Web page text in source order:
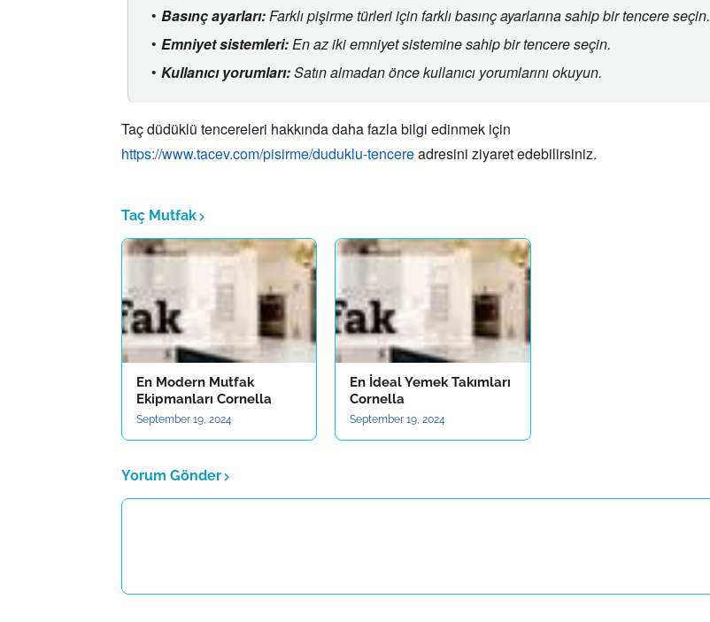
Basınç ayarları:Farklı pişirme türleri için farklı basınç ayarlarına sahip bir tencere seçin.
Emniyet sistemleri:En az iki emniyet sistemine sahip bir tencere seçin.
Kullanıcı yorumları:Satın almadan önce kullanıcı yorumlarını okuyun.
Taç düdüklü tencereleri hakkında daha fazla bilgi edinmek için
https://www.tacev.com/pisirme/duduklu-tencereadresini ziyaret edebilirsiniz.
Taç Mutfak
En Modern Mutfak
Ekipmanları Cornella
September 19, 2024
En İdeal Yemek Takımları
Cornella
September 19, 2024
Yorum Gönder